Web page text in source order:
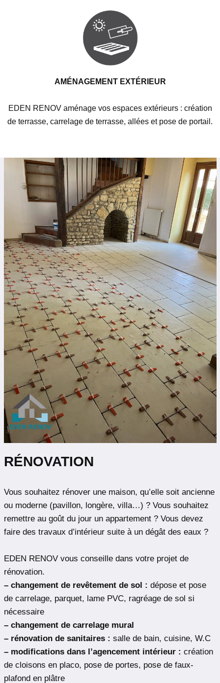
AMÉNAGEMENT EXTÉRIEUR
EDEN RENOV aménage vos espaces extérieurs : création
de terrasse, carrelage de terrasse, allées et pose de portail.
RÉNOVATION
Vous souhaitez rénover une maison, qu’elle soit ancienne
ou moderne (pavillon, longère, villa…) ? Vous souhaitez
remettre au goût du jour un appartement ? Vous devez
faire des travaux d’intérieur suite à un dégât des eaux ?
EDEN RENOV vous conseille dans votre projet de
rénovation.
– changement de revêtement de sol : dépose et pose
de carrelage, parquet, lame PVC, ragréage de sol si
nécessaire
– changement de carrelage mural
– rénovation de sanitaires : salle de bain, cuisine, W.C
– modifications dans l’agencement intérieur : création
de cloisons en placo, pose de portes, pose de faux-
plafond en plâtre